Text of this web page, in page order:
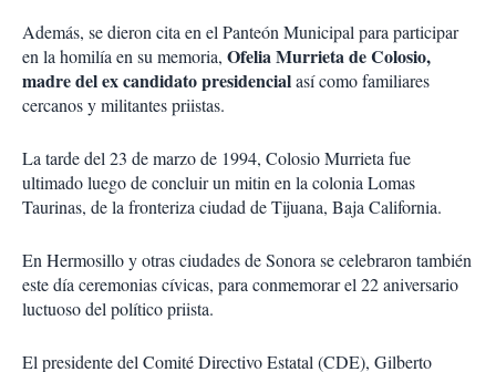
Además, se dieron cita en el Panteón Municipal para participar
en la homilía en su memoria, Ofelia Murrieta de Colosio,
madre del ex candidato presidencialasí como familiares
cercanos y militantes priistas.
La tarde del 23 de marzo de 1994, Colosio Murrieta fue
ultimado luego de concluir un mitin en la colonia Lomas
Taurinas, de la fronteriza ciudad de Tijuana, Baja California.
En Hermosillo y otras ciudades de Sonora se celebraron también
este día ceremonias cívicas, para conmemorar el 22 aniversario
luctuoso del político priista.
El presidente del Comité Directivo Estatal (CDE), Gilberto